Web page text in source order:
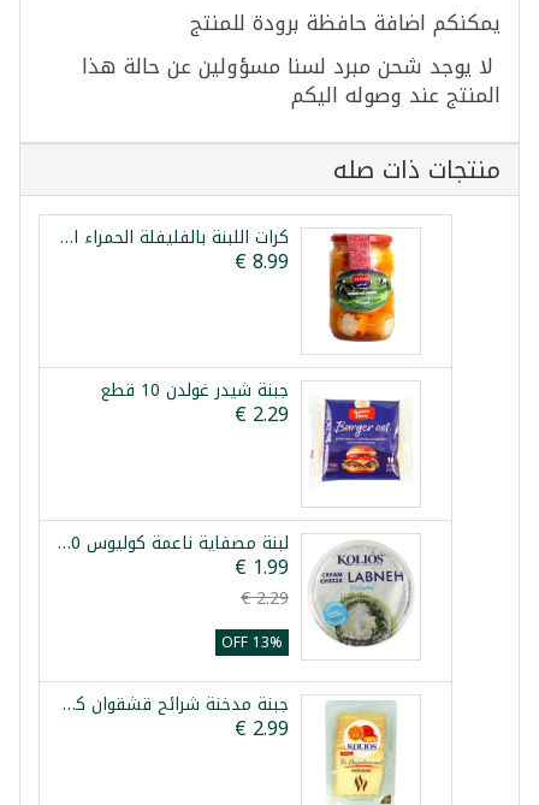
يمكنكم اضافة حافظة برودة للمنتج
لا يوجد شحن مبرد​ لسنا مسؤولين عن حالة هذا
المنتج عند وصوله اليكم
منتجات ذات صله
كرات اللبنة بالفليفلة الحمراء الراعي 425غ
جبنة شيدر غولدن 10 قطع
لبنة مصفاية ناعمة كوليوس 200غ
13% OFF
جبنة مدخنة شرائح قشقوان كوليوس 180غ